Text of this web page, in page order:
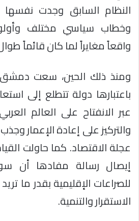
النظام السابق وجدت نفسها
وخطاب سياسي مختلف
واقعاً مغايراً لما كان قائماً
ومنذ ذلك الحين، سعت
باعتبارها دولة تتطلع إلى
عبر الانفتاح على العالم
والتركيز على إعادة الإعمار
عجلة الاقتصاد. كما حاولت
إيصال رسالة مفادها أن
للصراعات الإقليمية بقدر ما
الاستقرار والتنمية.